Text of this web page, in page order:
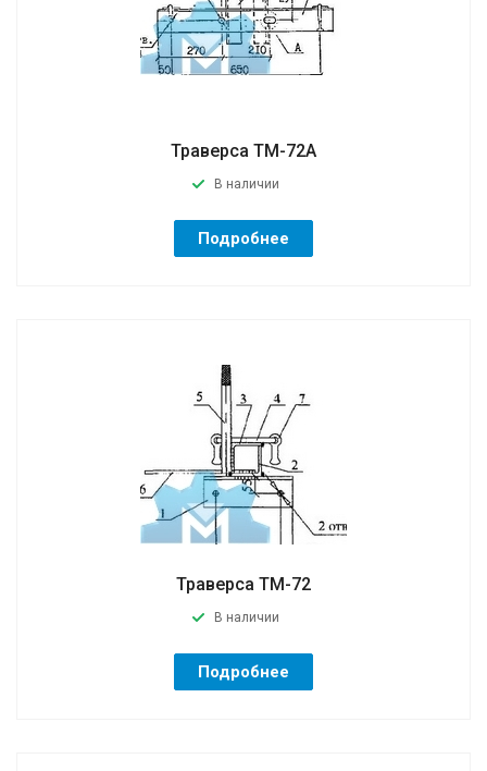
Траверса ТМ-72А
В наличии
Подробнее
Траверса ТМ-72
В наличии
Подробнее